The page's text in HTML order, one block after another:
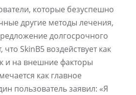
которые безуспешно
другие методы лечения,
долгосрочного
SkinB5 воздействует как
и на внешние факторы
как главное
пользователь заявил: «Я